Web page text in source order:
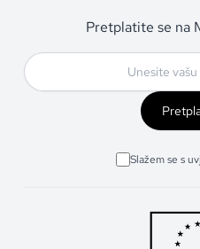
Pretplatite se na
Slažem se s